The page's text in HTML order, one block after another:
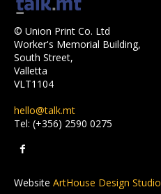
© Union Print Co. Ltd
Worker's Memorial Building,
South Street,
Valletta
VLT1104
hello@talk.mt
Tel: (+356) 2590 0275
Website ArtHouse Design Studio